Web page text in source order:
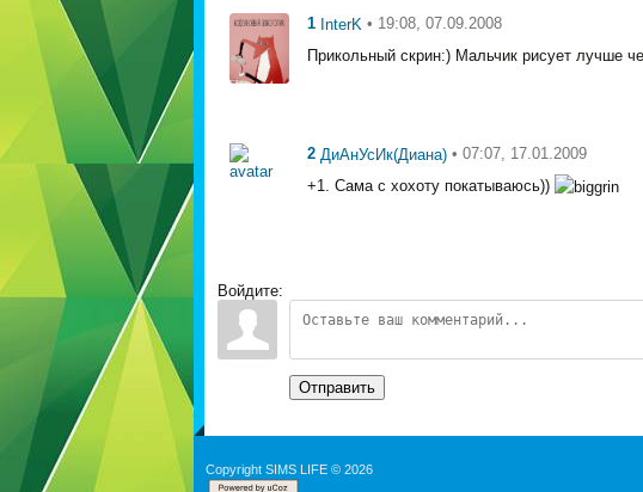
1 InterK • 19:08, 07.09.2008
Прикольный скрин:) Мальчик рисует лучше
2 ДиАнУсИк(Диана) • 07:07, 17.01.2009
+1. Сама с хохоту покатываюсь))
Войдите:
Отправить
Copyright SIMS LIFE © 2026